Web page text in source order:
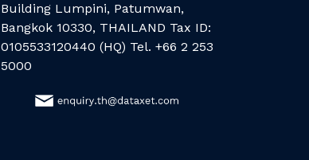
Building Lumpini, Patumwan,
Bangkok 10330, THAILAND Tax ID:
0105533120440 (HQ) Tel. +66 2 253
5000